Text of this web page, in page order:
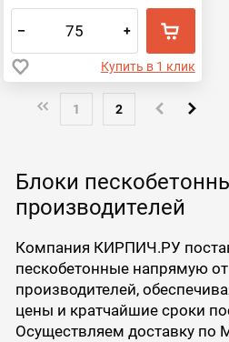
– +
Купить в 1 клик
1 2
Блоки
производителей
Компания КИРПИЧ.РУ
пескобетонные напрямую
производителей,
цены и кратчайшие сроки
Осуществляем доставку по